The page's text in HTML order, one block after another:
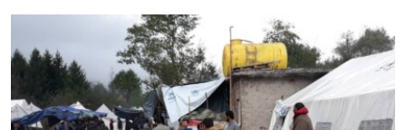
SLOBODA MEDIJA
ŽENSKA STRANA
IZBJEGLIČKA STRANA
MAGAZIN